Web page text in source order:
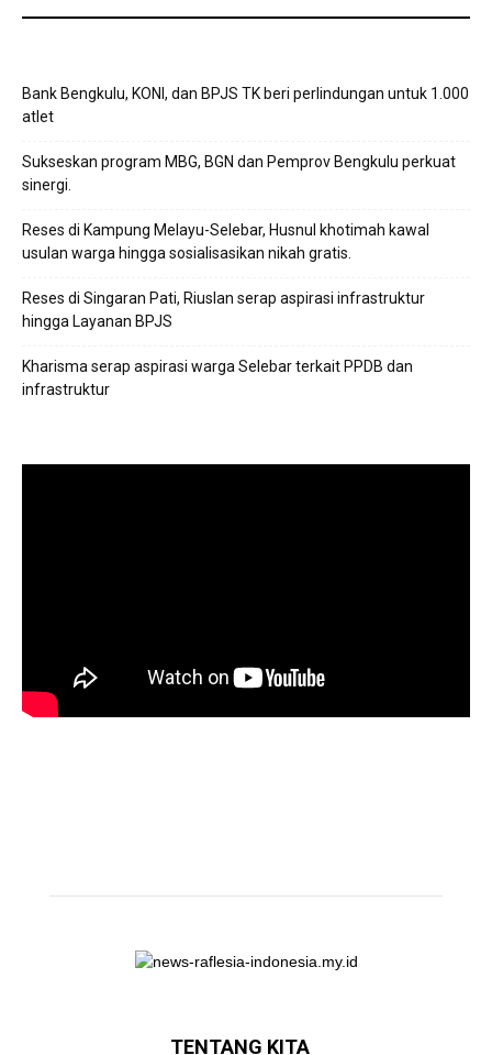
Bank Bengkulu, KONI, dan BPJS TK beri perlindungan untuk 1.000
atlet
Sukseskan program MBG, BGN dan Pemprov Bengkulu perkuat
sinergi.
Reses di Kampung Melayu-Selebar, Husnul khotimah kawal
usulan warga hingga sosialisasikan nikah gratis.
Reses di Singaran Pati, Riuslan serap aspirasi infrastruktur
hingga Layanan BPJS
Kharisma serap aspirasi warga Selebar terkait PPDB dan
infrastruktur
TENTANG KITA